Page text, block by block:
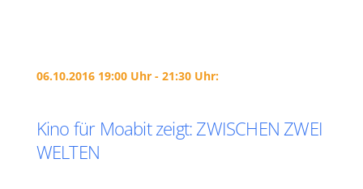
06.10.2016 19:00 Uhr - 21:30 Uhr:
Kino für Moabit zeigt: ZWISCHEN ZWEI
WELTEN